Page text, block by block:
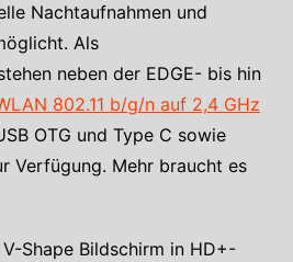
Nachtaufnahmen und
Als
neben der EDGE- bis hin
802.11 b/g/n auf 2,4 GHz
OTG und Type C sowie
Verfügung. Mehr braucht es
Shape Bildschirm in HD+-